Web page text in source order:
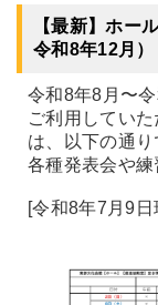
【最新】ホー
令和8年12月）
令和8年8月〜
ご利用してい
は、以下の通り
各種発表会や練
[令和8年7月9日